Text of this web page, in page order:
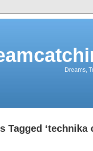
Dreams,
Tagged ‘technika